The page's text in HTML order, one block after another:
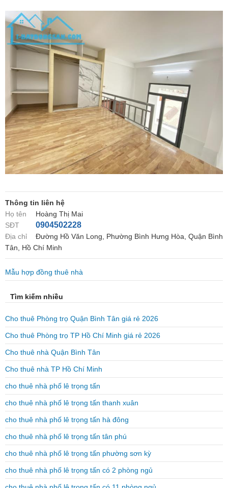
Thông tin liên hệ
Họ tên
Hoàng Thị Mai
SĐT
0904502228
Địa chỉ
Đường Hồ Văn Long, Phường Bình Hưng Hòa, Quận Bình
Tân, Hồ Chí Minh
Mẫu hợp đồng thuê nhà
Tìm kiếm nhiều
Cho thuê Phòng trọ Quận Bình Tân giá rẻ 2026
Cho thuê Phòng trọ TP Hồ Chí Minh giá rẻ 2026
Cho thuê nhà Quận Bình Tân
Cho thuê nhà TP Hồ Chí Minh
cho thuê nhà phố lê trọng tấn
cho thuê nhà phố lê trọng tấn thanh xuân
cho thuê nhà phố lê trọng tấn hà đông
cho thuê nhà phố lê trọng tấn tân phú
cho thuê nhà phố lê trọng tấn phường sơn kỳ
cho thuê nhà phố lê trọng tấn có 2 phòng ngủ